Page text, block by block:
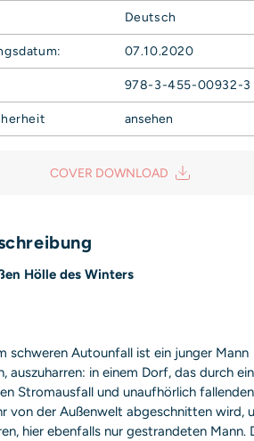
Deutsch
07.10.2020
978-3-455-00932-3
ansehen
entsprechend Art. 9 Abs. 7 S. 2
COVER DOWNLOAD
Hölle des Winters
schweren Autounfall ist ein junger Mann
auszuharren: in einem Dorf, das durch
Stromausfall und unaufhörlich
von der Außenwelt abgeschnitten wird,
hier ebenfalls nur gestrandeten Mann.